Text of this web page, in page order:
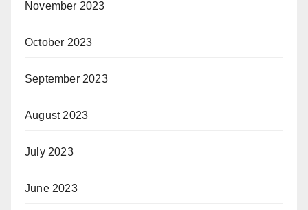
November 2023
October 2023
September 2023
August 2023
July 2023
June 2023